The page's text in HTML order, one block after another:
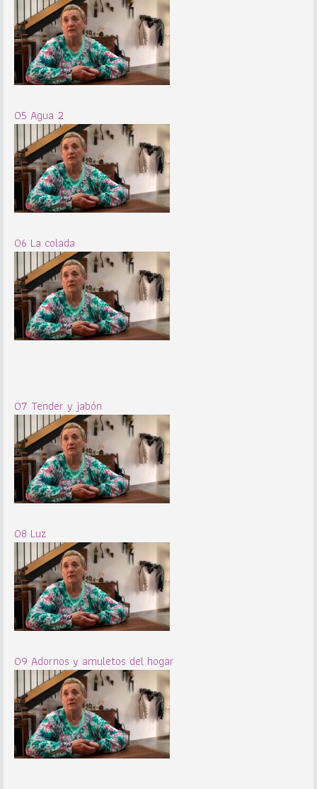
05 Agua 2
06 La colada
07 Tender y jabón
08 Luz
09 Adornos y amuletos del hogar